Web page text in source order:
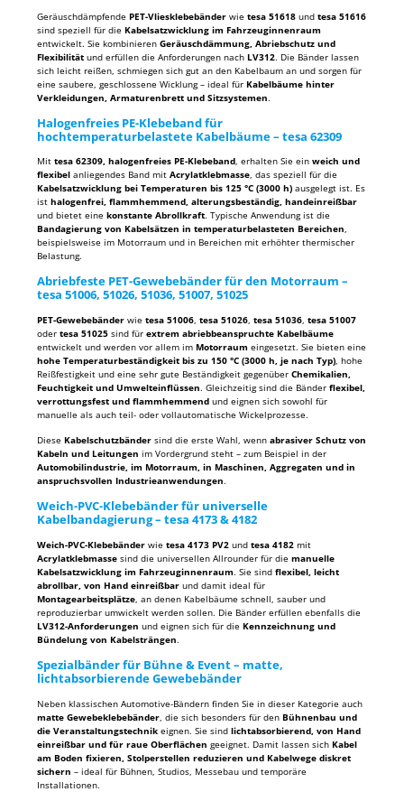
Geräuschdämpfende PET-Vliesklebebänder wie tesa 51618 und tesa 51616
sind speziell für die Kabelsatzwicklung im Fahrzeuginnenraum
entwickelt. Sie kombinieren Geräuschdämmung, Abriebschutz und
Flexibilität und erfüllen die Anforderungen nach LV312. Die Bänder lassen
sich leicht reißen, schmiegen sich gut an den Kabelbaum an und sorgen für
eine saubere, geschlossene Wicklung – ideal für Kabelbäume hinter
Verkleidungen, Armaturenbrett und Sitzsystemen.
Halogenfreies PE-Klebeband für
hochtemperaturbelastete Kabelbäume – tesa 62309
Mit tesa 62309, halogenfreies PE-Klebeband, erhalten Sie ein weich und
flexibel anliegendes Band mit Acrylatklebmasse, das speziell für die
Kabelsatzwicklung bei Temperaturen bis 125 °C (3000 h) ausgelegt ist. Es
ist halogenfrei, flammhemmend, alterungsbeständig, handeinreißbar
und bietet eine konstante Abrollkraft. Typische Anwendung ist die
Bandagierung von Kabelsätzen in temperaturbelasteten Bereichen,
beispielsweise im Motorraum und in Bereichen mit erhöhter thermischer
Belastung.
Abriebfeste PET-Gewebebänder für den Motorraum –
tesa 51006, 51026, 51036, 51007, 51025
PET-Gewebebänder wie tesa 51006, tesa 51026, tesa 51036, tesa 51007
oder tesa 51025 sind für extrem abriebbeanspruchte Kabelbäume
entwickelt und werden vor allem im Motorraum eingesetzt. Sie bieten eine
hohe Temperaturbeständigkeit bis zu 150 °C (3000 h, je nach Typ), hohe
Reißfestigkeit und eine sehr gute Beständigkeit gegenüber Chemikalien,
Feuchtigkeit und Umwelteinflüssen. Gleichzeitig sind die Bänder flexibel,
verrottungsfest und flammhemmend und eignen sich sowohl für
manuelle als auch teil- oder vollautomatische Wickelprozesse.
Diese Kabelschutzbänder sind die erste Wahl, wenn abrasiver Schutz von
Kabeln und Leitungen im Vordergrund steht – zum Beispiel in der
Automobilindustrie, im Motorraum, in Maschinen, Aggregaten und in
anspruchsvollen Industrieanwendungen.
Weich-PVC-Klebebänder für universelle
Kabelbandagierung – tesa 4173 & 4182
Weich-PVC-Klebebänder wie tesa 4173 PV2 und tesa 4182 mit
Acrylatklebmasse sind die universellen Allrounder für die manuelle
Kabelsatzwicklung im Fahrzeuginnenraum. Sie sind flexibel, leicht
abrollbar, von Hand einreißbar und damit ideal für
Montagearbeitsplätze, an denen Kabelbäume schnell, sauber und
reproduzierbar umwickelt werden sollen. Die Bänder erfüllen ebenfalls die
LV312-Anforderungen und eignen sich für die Kennzeichnung und
Bündelung von Kabelsträngen.
Spezialbänder für Bühne & Event – matte,
lichtabsorbierende Gewebebänder
Neben klassischen Automotive-Bändern finden Sie in dieser Kategorie auch
matte Gewebeklebebänder , die sich besonders für den Bühnenbau und
die Veranstaltungstechnik eignen. Sie sind lichtabsorbierend, von Hand
einreißbar und für raue Oberflächen geeignet. Damit lassen sich Kabel
am Boden fixieren, Stolperstellen reduzieren und Kabelwege diskret
sichern – ideal für Bühnen, Studios, Messebau und temporäre
Installationen.